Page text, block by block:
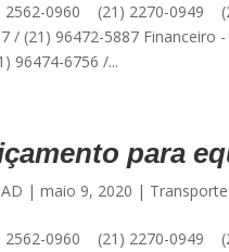
0960 (21) 2270-0949
/ (21) 96472-5887
96474-6756 /...
para
|maio 9, 2020 |
0960 (21) 2270-0949